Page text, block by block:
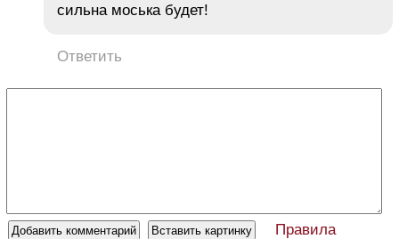
сильна моська будет!
Ответить
Правила